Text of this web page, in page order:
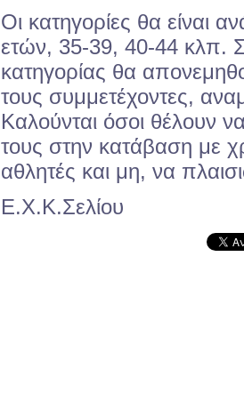
Οι κατηγορίες θα είναι
ετών, 35-39, 40-44 κλπ.
κατηγορίας θα
τους συμμετέχοντες,
Καλούνται όσοι θέλουν
τους στην κατάβαση με
αθλητές και μη, να
Ε.Χ.Κ.Σελίου